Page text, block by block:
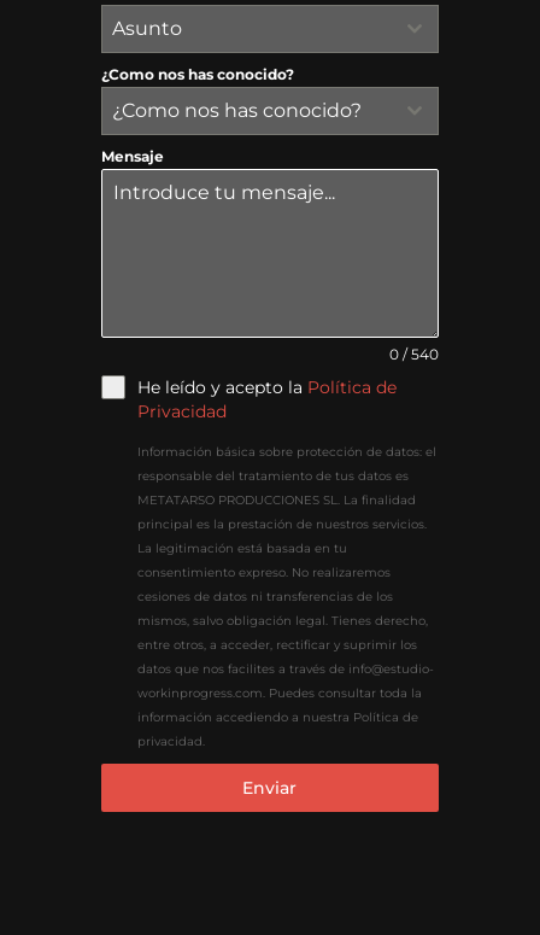
Asunto
¿Como nos has conocido?
¿Como nos has conocido?
Mensaje
0 / 540
He leído y acepto la Política de
Privacidad
Información básica sobre protección de datos: el
responsable del tratamiento de tus datos es
METATARSO PRODUCCIONES SL. La finalidad
principal es la prestación de nuestros servicios.
La legitimación está basada en tu
consentimiento expreso. No realizaremos
cesiones de datos ni transferencias de los
mismos, salvo obligación legal. Tienes derecho,
entre otros, a acceder, rectificar y suprimir los
datos que nos facilites a través de info@estudio-
workinprogress.com. Puedes consultar toda la
información accediendo a nuestra Política de
privacidad.
Enviar